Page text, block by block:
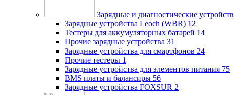
Зарядные и диагностические
Зарядные устройства Leoch (WBR) 12
Тестеры для аккумуляторных батарей 14
Прочие зарядные устройства 31
Зарядные устройства для смартфонов 24
Прочие тестеры 1
Зарядные устройства для элементов питания 75
BMS платы и балансиры 56
Зарядные устройства FOXSUR 2